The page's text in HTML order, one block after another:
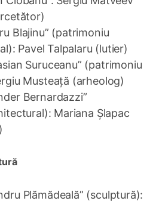
Blajinu” (patrimoniu
Pavel Talpalaru (lutier)
Suruceanu” (patrimoniu
Musteață (arheolog)
Bernardazzi”
Mariana Șlapac
Plămădeală” (sculptură):